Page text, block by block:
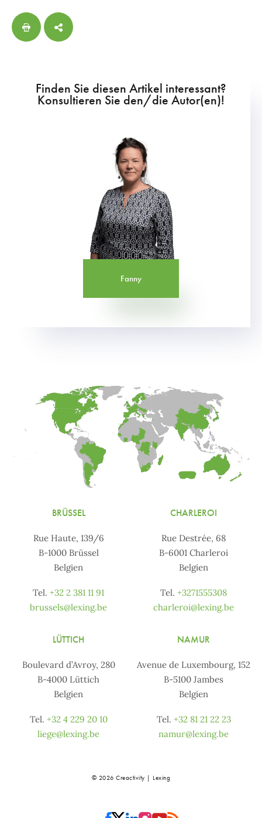
Finden Sie diesen Artikel interessant?
Konsultieren Sie den/die Autor(en)!
Fanny
BRÜSSEL
Rue Haute, 139/6
B-1000 Brüssel
Belgien
Tel. +32 2 381 11 91
brussels@lexing.be
CHARLEROI
Rue Destrée, 68
B-6001 Charleroi
Belgien
Tel. +3271555308
charleroi@lexing.be
LÜTTICH
Boulevard d’Avroy, 280
B-4000 Lüttich
Belgien
Tel. +32 4 229 20 10
liege@lexing.be
NAMUR
Avenue de Luxembourg, 152
B-5100 Jambes
Belgien
Tel. +32 81 21 22 23
namur@lexing.be
© 2026 Creactivity | Lexing